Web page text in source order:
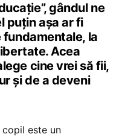
gândul ne
puțin așa ar fi
fundamentale, la
Acea
cine vrei să fii,
și de a deveni
este un